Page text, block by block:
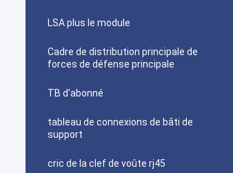
LSA plus le module
Cadre de distribution principale de
forces de défense principale
TB d'abonné
tableau de connexions de bâti de
support
cric de la clef de voûte rj45